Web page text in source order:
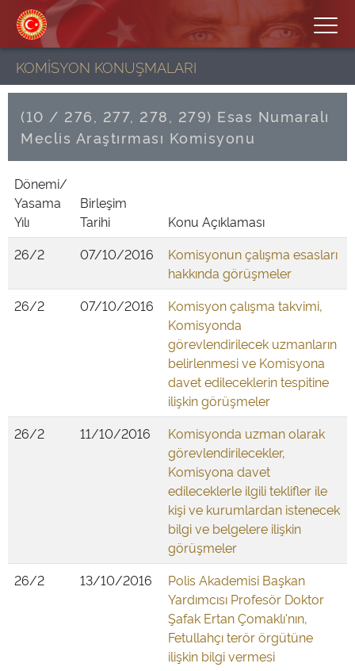
KOMİSYON KONUŞMALARI
(10 / 276, 277, 278, 279) Esas Numaralı
Meclis Araştırması Komisyonu
Dönemi/
Yasama
Yılı
Birleşim
Tarihi
Konu Açıklaması
26/2
07/10/2016
Komisyonun çalışma esasları
hakkında görüşmeler
26/2
07/10/2016
Komisyon çalışma takvimi,
Komisyonda
görevlendirilecek uzmanların
belirlenmesi ve Komisyona
davet edileceklerin tespitine
ilişkin görüşmeler
26/2
11/10/2016
Komisyonda uzman olarak
görevlendirilecekler,
Komisyona davet
edileceklerle ilgili teklifler ile
kişi ve kurumlardan istenecek
bilgi ve belgelere ilişkin
görüşmeler
26/2
13/10/2016
Polis Akademisi Başkan
Yardımcısı Profesör Doktor
Şafak Ertan Çomaklı'nın,
Fetullahçı terör örgütüne
ilişkin bilgi vermesi